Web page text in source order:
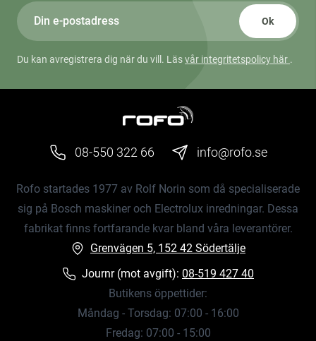
Ok
Du kan avregistrera dig när du vill. Läsvår integritetspolicy här .
08-550 322 66 info@rofo.se
Rofo startades 1977 av Rolf Norin som då specialiserade
sig på Bosch maskiner och Electrolux inredningar. Dessa
fabrikat finns fortfarande kvar bland våra leverantörer.
Grenvägen 5, 152 42 Södertälje
Journr (mot avgift): 08-519 427 40
Butikens öppettider:
Måndag - Torsdag: 07:00 - 16:00
Fredag: 07:00 - 15:00